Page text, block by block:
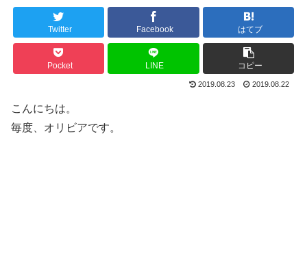
Twitter Facebook はてブ
Pocket LINE コピー
2019.08.23 2019.08.22
こんにちは。
毎度、オリビアです。